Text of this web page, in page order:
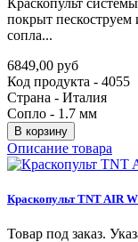
покрыт
сопла...
6849,00 руб
Код продукта - 4055
Страна - Италия
Сопло - 1.7 мм
В корзину
Описание товара
Краскопульт TNT AIR
Товар под заказ.